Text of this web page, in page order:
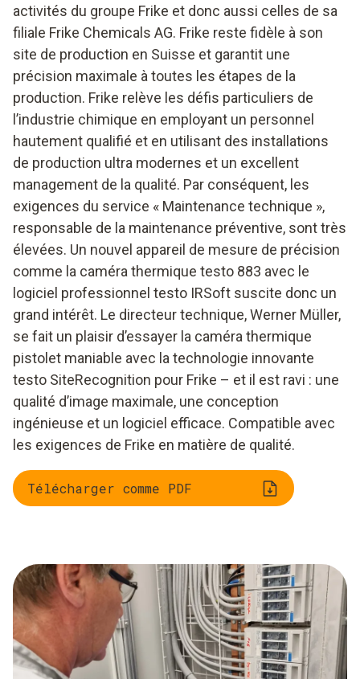
activités du groupe Frike et donc aussi celles de sa
filiale Frike Chemicals AG. Frike reste fidèle à son
site de production en Suisse et garantit une
précision maximale à toutes les étapes de la
production. Frike relève les défis particuliers de
l’industrie chimique en employant un personnel
hautement qualifié et en utilisant des installations
de production ultra modernes et un excellent
management de la qualité. Par conséquent, les
exigences du service « Maintenance technique »,
responsable de la maintenance préventive, sont très
élevées. Un nouvel appareil de mesure de précision
comme la caméra thermique testo 883 avec le
logiciel professionnel testo IRSoft suscite donc un
grand intérêt. Le directeur technique, Werner Müller,
se fait un plaisir d’essayer la caméra thermique
pistolet maniable avec la technologie innovante
testo SiteRecognition pour Frike – et il est ravi : une
qualité d’image maximale, une conception
ingénieuse et un logiciel efficace. Compatible avec
les exigences de Frike en matière de qualité.
Télécharger comme PDF